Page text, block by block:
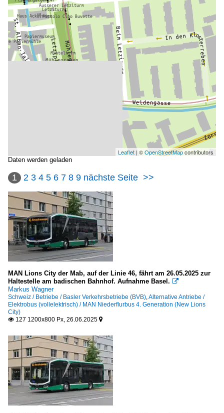
Leaflet | ©OpenStreetMapcontributors
Daten werden geladen
1 2 3 4 5 6 7 8 9 nächste Seite >>
MAN Lions City der Mab, auf der Linie 46, fährt am 26.05.2025 zur
Haltestelle am badischen Bahnhof. Aufnahme Basel. 
Markus Wagner
Schweiz / Betriebe / Basler Verkehrsbetriebe (BVB),Alternative Antriebe /
Elektrobus (vollelektrisch) / MAN Niederflurbus 4. Generation (New Lions
City)
 127 1200x800 Px, 26.06.2025 